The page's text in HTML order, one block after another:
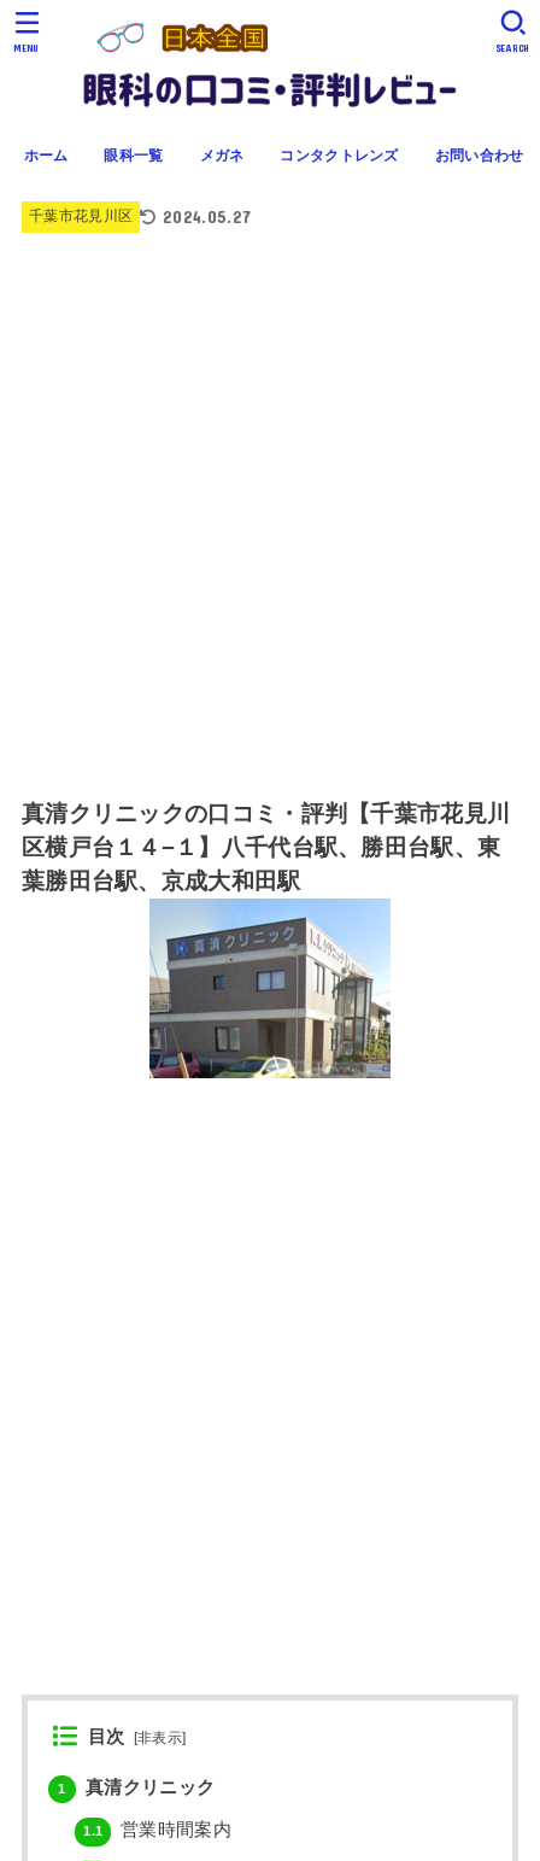
ホーム 眼科一覧 メガネ コンタクトレンズ お問い合わせ
SEARCH
MENU
千葉市花見川区 2024.05.27
真清クリニックの口コミ・評判【千葉市花見川
区横戸台１４−１】八千代台駅、勝田台駅、東
葉勝田台駅、京成大和田駅
目次 [非表示]
1 真清クリニック
1.1 営業時間案内